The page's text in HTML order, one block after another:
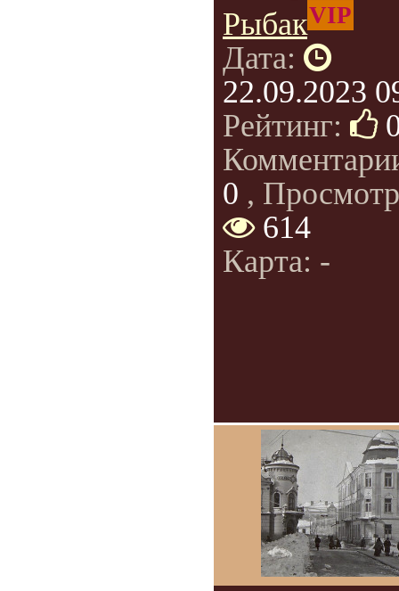
РыбакVIP
Дата:
22.09.2023
Рейтинг:
0 ,
614
Карта: -